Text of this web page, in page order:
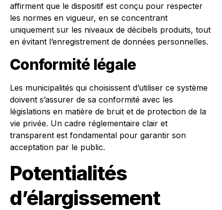
affirment que le dispositif est conçu pour respecter
les normes en vigueur, en se concentrant
uniquement sur les niveaux de décibels produits, tout
en évitant l’enregistrement de données personnelles.
Conformité légale
Les municipalités qui choisissent d’utiliser ce système
doivent s’assurer de sa conformité avec les
législations en matière de bruit et de protection de la
vie privée. Un cadre réglementaire clair et
transparent est fondamental pour garantir son
acceptation par le public.
Potentialités
d’élargissement